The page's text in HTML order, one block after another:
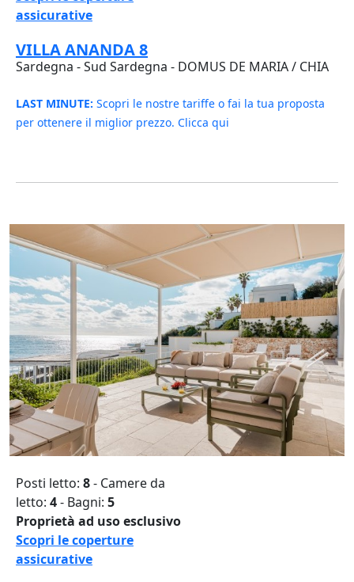
assicurative
VILLA ANANDA 8
Sardegna - Sud Sardegna - DOMUS DE MARIA / CHIA
LAST MINUTE: Scopri le nostre tariffe o fai la tua proposta
per ottenere il miglior prezzo. Clicca qui
Posti letto: 8- Camere da
letto: 4- Bagni: 5
Proprietà ad uso esclusivo
Scopri le coperture
assicurative